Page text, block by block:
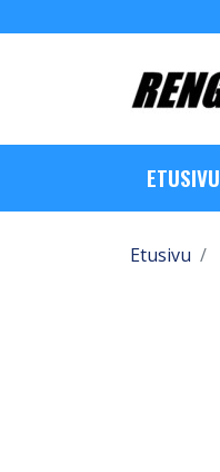
ETUSIVU
Etusivu